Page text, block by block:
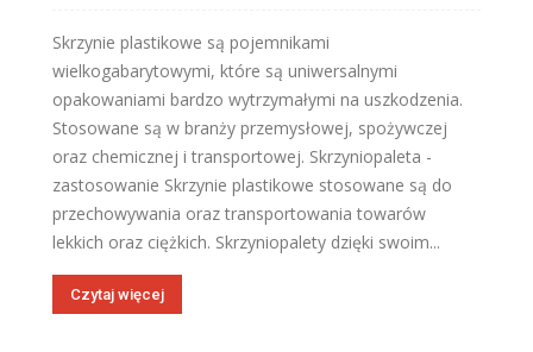
Skrzynie plastikowe są pojemnikami
wielkogabarytowymi, które są uniwersalnymi
opakowaniami bardzo wytrzymałymi na uszkodzenia.
Stosowane są w branży przemysłowej, spożywczej
oraz chemicznej i transportowej. Skrzyniopaleta -
zastosowanie Skrzynie plastikowe stosowane są do
przechowywania oraz transportowania towarów
lekkich oraz ciężkich. Skrzyniopalety dzięki swoim...
Czytaj więcej